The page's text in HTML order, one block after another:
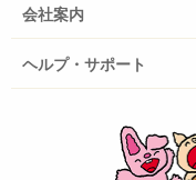
会社案内
ヘルプ・サポート